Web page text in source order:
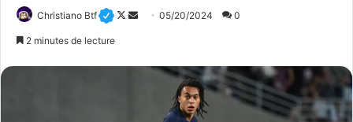
Christiano Btf
F
05/20/2024 0
2 minutes de lecture